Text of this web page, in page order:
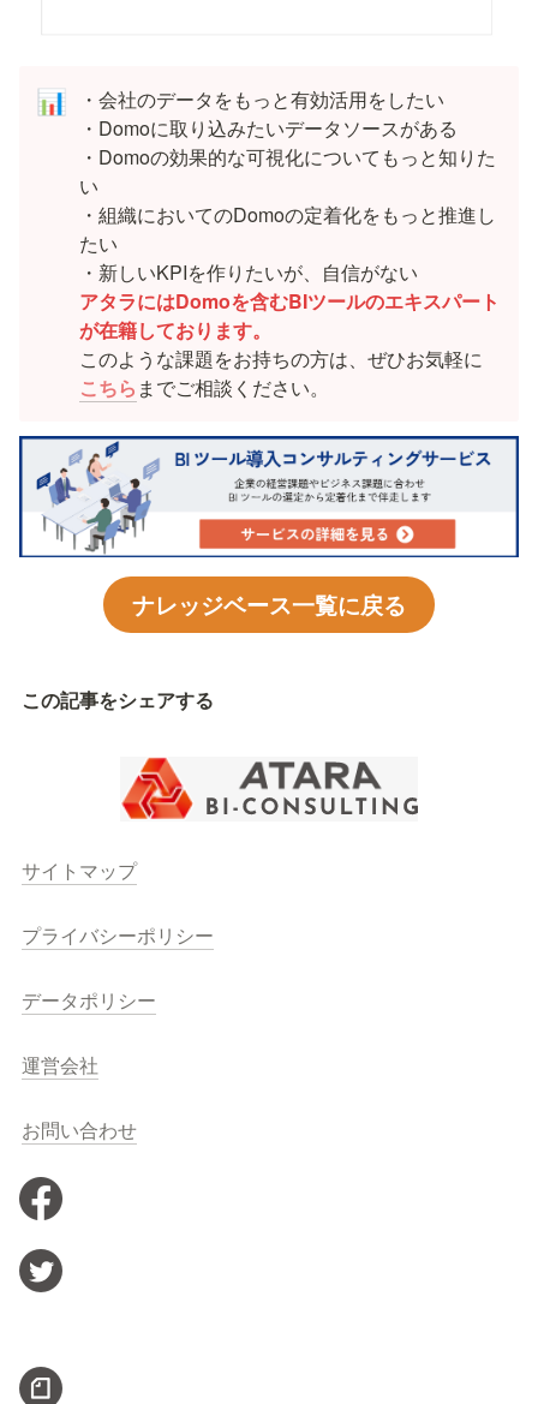
📊
・会社のデータをもっと有効活用をしたい
・Domoに取り込みたいデータソースがある
・Domoの効果的な可視化についてもっと知りた
い
・組織においてのDomoの定着化をもっと推進し
たい
アタラにはDomoを含むBIツールのエキスパート
が在籍しております。
このような課題をお持ちの方は、ぜひお気軽に
こちら までご相談ください。
ナレッジベース一覧に戻る
この記事をシェアする
サイトマップ
プライバシーポリシー
データポリシー
運営会社
お問い合わせ